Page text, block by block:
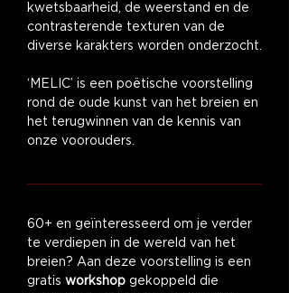
kwetsbaarheid, de weerstand en de
contrasterende texturen van de
diverse karakters worden onderzocht.
‘MELIC’ is een poëtische voorstelling
rond de oude kunst van het breien en
het terugwinnen van de kennis van
onze voorouders.
60+ en geïnteresseerd om je verder
te verdiepen in de wereld van het
breien? Aan deze voorstelling is een
gratis workshop gekoppeld die